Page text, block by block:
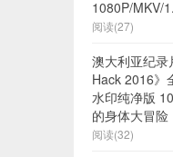
1080P/MKV/
阅读(27)
澳大利亚纪
Hack 2016》
水印纯净版
的身体大冒险
阅读(32)